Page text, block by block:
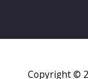
Copyright ©